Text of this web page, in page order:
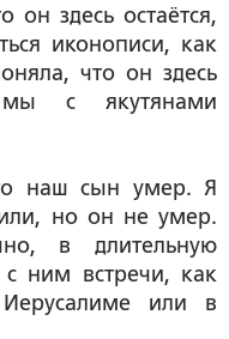
он здесь остаётся,
иконописи, как
что он здесь
с якутянами
наш сын умер. Я
но он не умер.
в длительную
ним встречи, как
или в